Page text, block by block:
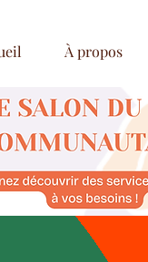
À propos